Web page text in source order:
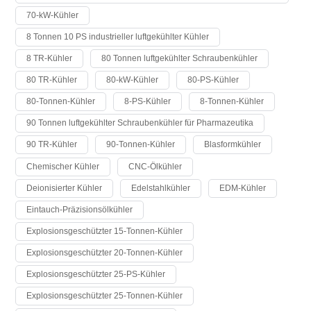
70-kW-Kühler
8 Tonnen 10 PS industrieller luftgekühlter Kühler
8 TR-Kühler 80 Tonnen luftgekühlter Schraubenkühler
80 TR-Kühler 80-kW-Kühler 80-PS-Kühler
80-Tonnen-Kühler 8-PS-Kühler 8-Tonnen-Kühler
90 Tonnen luftgekühlter Schraubenkühler für Pharmazeutika
90 TR-Kühler 90-Tonnen-Kühler Blasformkühler
Chemischer Kühler CNC-Ölkühler
Deionisierter Kühler Edelstahlkühler EDM-Kühler
Eintauch-Präzisionsölkühler
Explosionsgeschützter 15-Tonnen-Kühler
Explosionsgeschützter 20-Tonnen-Kühler
Explosionsgeschützter 25-PS-Kühler
Explosionsgeschützter 25-Tonnen-Kühler